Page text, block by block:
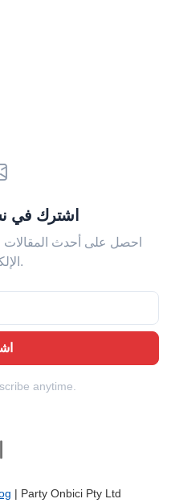
اشترك في
احصل على أحدث المقالات
الإلكتروني.
anytime.
| Party Onbici Pty Ltd